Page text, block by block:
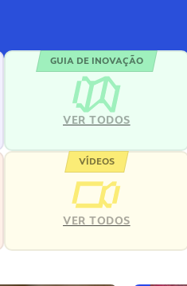
GUIA DE INOVAÇÃO
VER TODOS
VÍDEOS
VER TODOS